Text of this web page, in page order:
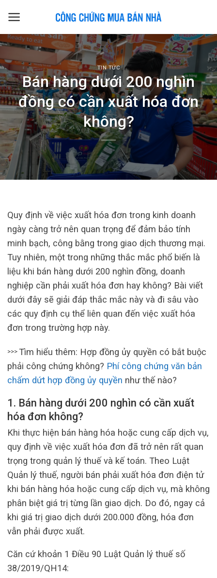
TIN TỨC
Bán hàng dưới 200 nghìn
đồng có cần xuất hóa đơn
không?
Quy định về việc xuất hóa đơn trong kinh doanh
ngày càng trở nên quan trọng để đảm bảo tính
minh bạch, công bằng trong giao dịch thương mại.
Tuy nhiên, một trong những thắc mắc phổ biến là
liệu khi bán hàng dưới 200 nghìn đồng, doanh
nghiệp cần phải xuất hóa đơn hay không? Bài viết
dưới đây sẽ giải đáp thắc mắc này và đi sâu vào
các quy định cụ thể liên quan đến việc xuất hóa
đơn trong trường hợp này.
>>> Tìm hiểu thêm: Hợp đồng ủy quyền có bắt buộc
phải công chứng không? Phí công chứng văn bản
chấm dứt hợp đồng ủy quyền như thế nào?
1. Bán hàng dưới 200 nghìn có cần xuất
hóa đơn không?
Khi thực hiện bán hàng hóa hoặc cung cấp dịch vụ,
quy định về việc xuất hóa đơn đã trở nên rất quan
trọng trong quản lý thuế và kế toán. Theo Luật
Quản lý thuế, người bán phải xuất hóa đơn điện tử
khi bán hàng hóa hoặc cung cấp dịch vụ, mà không
phân biệt giá trị từng lần giao dịch. Do đó, ngay cả
khi giá trị giao dịch dưới 200.000 đồng, hóa đơn
vẫn phải được xuất.
Căn cứ khoản 1 Điều 90 Luật Quản lý thuế số
38/2019/QH14: